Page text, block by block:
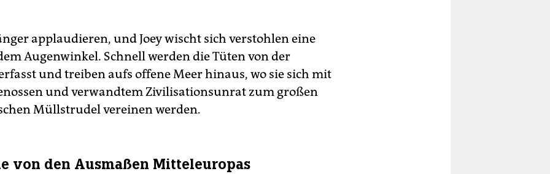
applaudieren, und Joey wischt sich verstohlen eine
Augenwinkel. Schnell werden die Tüten von der
und treiben aufs offene Meer hinaus, wo sie sich mit
und verwandtem Zivilisationsunrat zum großen
Müllstrudel vereinen werden.
von den Ausmaßen Mitteleuropas